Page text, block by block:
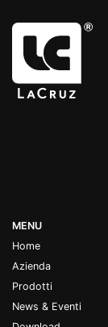
MENU
Home
Azienda
Prodotti
News & Eventi